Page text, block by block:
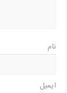
نام
ایمیل